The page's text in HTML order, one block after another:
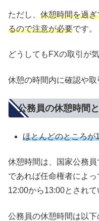
ただし、 休憩時間を過
るので注意が必要です。
どうしてもFXの取引が
休憩の時間内に確認や取
公務員の休憩時間
ほとんどのところが
休憩時間は、国家公務
であれば任命権者によ
12:00から13:00とされて
公務員の休憩時間は以下